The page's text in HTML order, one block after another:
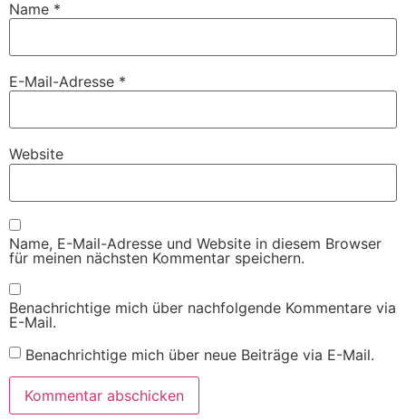
Name *
E-Mail-Adresse *
Website
Name, E-Mail-Adresse und Website in diesem Browser
für meinen nächsten Kommentar speichern.
Benachrichtige mich über nachfolgende Kommentare via
E-Mail.
Benachrichtige mich über neue Beiträge via E-Mail.